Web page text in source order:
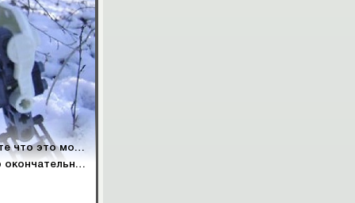
Друзья, если вы видели это на РБ, то вы знаете что это модель заняла 2-е место в конкурсе ][КС-ПД №4][
тематика конкурса.